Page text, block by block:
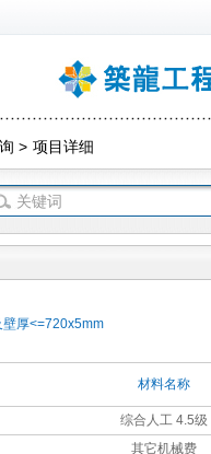
> 项目详细
厚<=720x5mm
材料名称
综合人工 4.5级
其它机械费